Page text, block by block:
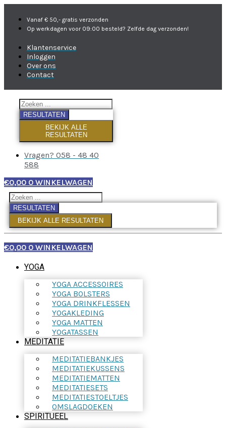
Vanaf € 50,- gratis verzonden
Op werkdagen voor 09:00 besteld? Zelfde dag verzonden!
Klantenservice
Inloggen
Over ons
Contact
RESULTATEN
BEKIJK ALLE
RESULTATEN
Vragen? 058 - 48 40
588
€0,00 0 WINKELWAGEN
RESULTATEN
BEKIJK ALLE RESULTATEN
€0,00 0 WINKELWAGEN
YOGA
YOGA ACCESSOIRES
YOGA BOLSTERS
YOGA DRINKFLESSEN
YOGAKLEDING
YOGA MATTEN
YOGATASSEN
MEDITATIE
MEDITATIEBANKJES
MEDITATIEKUSSENS
MEDITATIEMATTEN
MEDITATIESETS
MEDITATIESTOELTJES
OMSLAGDOEKEN
SPIRITUEEL